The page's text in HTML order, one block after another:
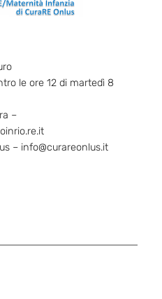
le ore 12 di martedì 8
–
– info@curareonlus.it